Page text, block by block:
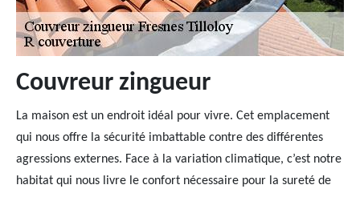
Couvreur zingueur
La maison est un endroit idéal pour vivre. Cet emplacement
qui nous offre la sécurité imbattable contre des différentes
agressions externes. Face à la variation climatique, c’est notre
habitat qui nous livre le confort nécessaire pour la sureté de